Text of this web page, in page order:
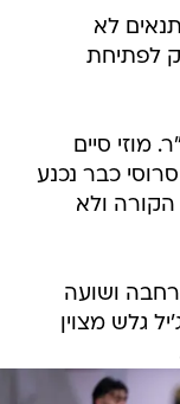
לא
לפתיחת
מוזי סיים
בעיטה מכ-25 מטר, סרוסי כבר נכנע
ולא
ושועה
גלש מצוין